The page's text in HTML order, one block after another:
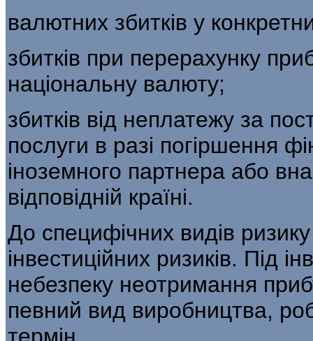
валютних збитків у
збитків при перерахунку
національ­ну валюту;
збитків від неплатежу за
послуги в разі погіршення
іноземного партнера або
відповідній країні.
До специфічних видів ризику
інве­стиційних ризиків. Під
небезпеку неотримання
певний вид вироб­ництва,
термін.